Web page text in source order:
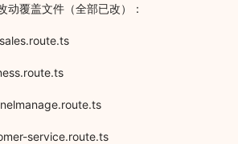
动覆盖文件（全部已改）：
service.route.ts